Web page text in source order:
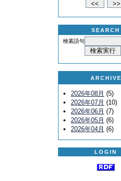
SEARCH
検索語句
ARCHIVE
2026年08月 (5)
2026年07月 (10)
2026年06月 (7)
2026年05月 (6)
2026年04月 (6)
LOGIN